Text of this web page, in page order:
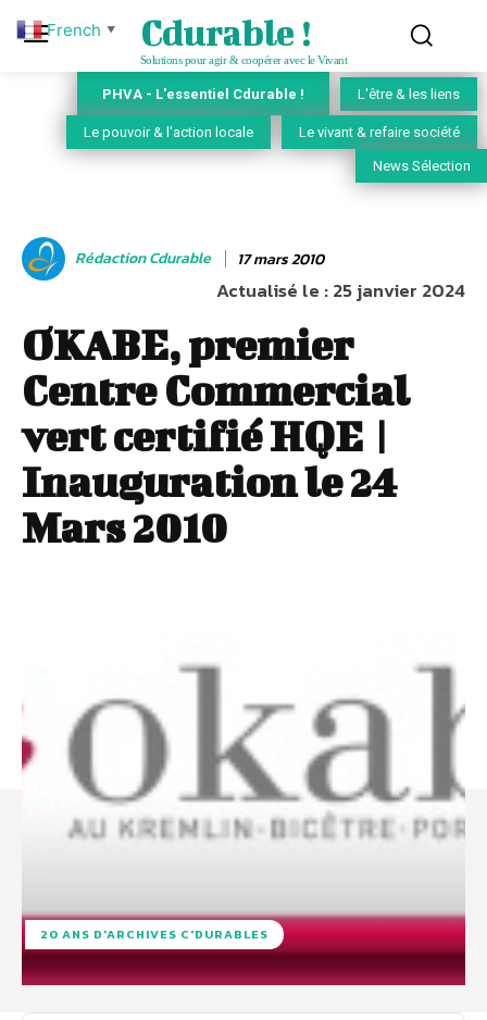
Cdurable !
Solutions pour agir & coopérer avec le Vivant
PHVA - L'essentiel Cdurable ! L'être & les liens
Le pouvoir & l'action locale Le vivant & refaire société
News Sélection
Rédaction Cdurable 17 mars 2010
Actualisé le :25 janvier 2024
OKABE, premier
Centre Commercial
vert certifié HQE |
Inauguration le 24
Mars 2010
20 ANS D'ARCHIVES C'DURABLES
French ▼